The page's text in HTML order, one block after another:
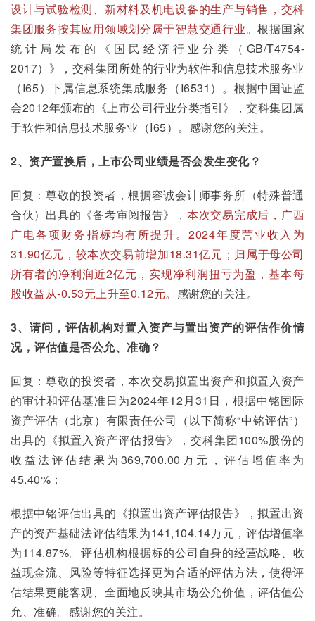
设计与试验检测、新材料及机电设备的生产与销售，交科
集团服务按其应用领域划分属于智慧交通行业。根据国家
统计局发布的《国民经济行业分类（GB/T4754-
2017）》，交科集团所处的行业为软件和信息技术服务业
（I65）下属信息系统集成服务（I6531）。根据中国证监
会2012年颁布的《上市公司行业分类指引》，交科集团属
于软件和信息技术服务业（I65）。感谢您的关注。
2、资产置换后，上市公司业绩是否会发生变化？
回复：尊敬的投资者，根据容诚会计师事务所（特殊普通
合伙）出具的《备考审阅报告》， 本次交易完成后，广西
广电各项财务指标均有所提升。2024年度营业收入为
31.90亿元，较本次交易前增加18.31亿元；归属于母公司
所有者的净利润近2亿元，实现净利润扭亏为盈，基本每
股收益从-0.53元上升至0.12元。 感谢您的关注。
3、请问，评估机构对置入资产与置出资产的评估作价情
况，评估值是否公允、准确？
回复：尊敬的投资者，本次交易拟置出资产和拟置入资产
的审计和评估基准日为2024年12月31日，根据中铭国际
资产评估（北京）有限责任公司（以下简称“中铭评估”）
出具的《拟置入资产评估报告》，交科集团100%股份的
收益法评估结果为369,700.00万元，评估增值率为
45.40%；
根据中铭评估出具的《拟置出资产评估报告》，拟置出资
产的资产基础法评估结果为141,104.14万元，评估增值率
为114.87%。评估机构根据标的公司自身的经营战略、收
益现金流、风险等特征选择更为合适的评估方法，使得评
估结果更能客观、全面地反映其市场公允价值，评估值公
允、准确。感谢您的关注。